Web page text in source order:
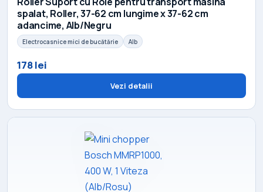
spalat, Roller, 37-62 cm lungime x 37-62 cm
adancime, Alb/Negru
Electrocasnice mici de bucătărie Alb
178 lei
Vezi detalii